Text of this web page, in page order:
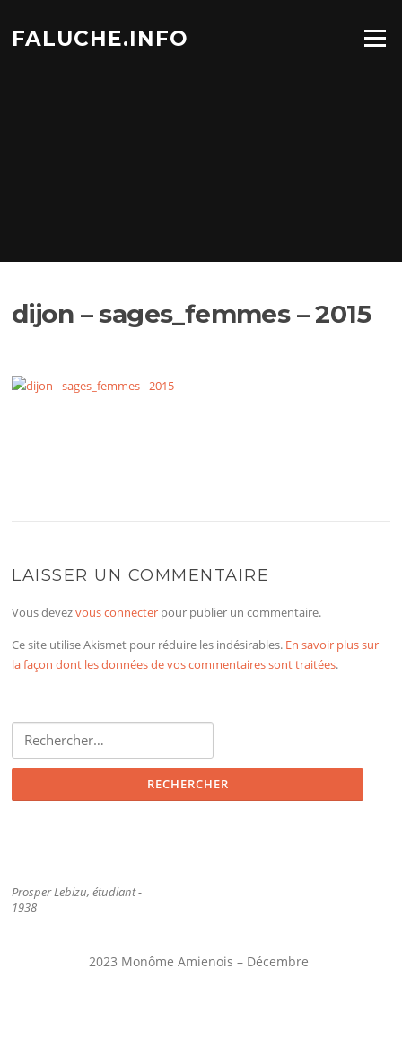
contenu
FALUCHE.INFO Menu
dijon – sages_femmes – 2015
LAISSER UN COMMENTAIRE
Vous devezvous connecter pour publier un commentaire.
Ce site utilise Akismet pour réduire les indésirables. En savoir plus sur
la façon dont les données de vos commentaires sont traitées.
Rechercher :
Prosper Lebizu, étudiant -
1938
2023 Monôme Amienois – Décembre